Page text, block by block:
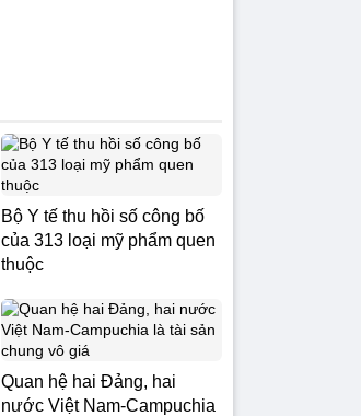
Bộ Y tế thu hồi số công bố
của 313 loại mỹ phẩm quen
thuộc
Quan hệ hai Đảng, hai
nước Việt Nam-Campuchia